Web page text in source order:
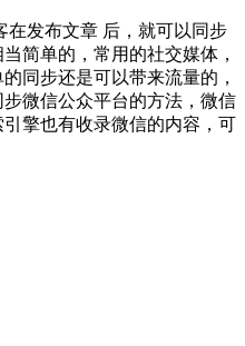
在发布文章 后，就可以同步
简单的，常用的社交媒体，
同步还是可以带来流量的，
微信公众平台的方法，微信
擎也有收录微信的内容，可